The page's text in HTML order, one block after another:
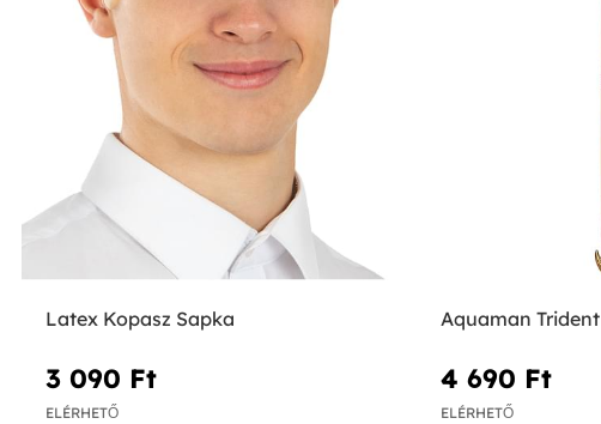
Latex Kopasz Sapka
3 090 Ft‎
ELÉRHETŐ
Aquaman Trident
4 690 Ft‎
ELÉRHETŐ